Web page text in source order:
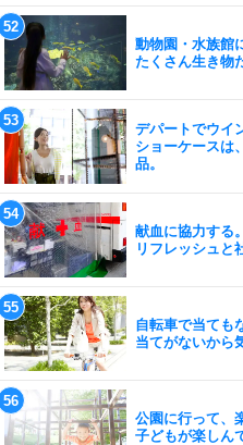
動物園・水族館
たくさん生き物
デパートでウイ
ショーケースは
品。
献血に協力する。
リフレッシュと
自転車で当ても
当てがないから
公園に行って、
子どもが楽しん